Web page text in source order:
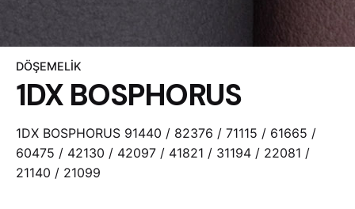
DÖŞEMELIK
1DX BOSPHORUS
1DX BOSPHORUS 91440 / 82376 / 71115 / 61665 /
60475 / 42130 / 42097 / 41821 / 31194 / 22081 /
21140 / 21099